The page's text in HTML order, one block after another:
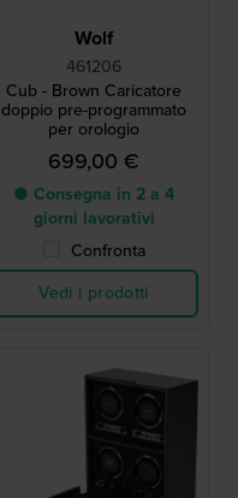
Wolf
461206
Cub - Brown Caricatore
doppio pre-programmato
per orologio
699,00 €
● Consegna in 2 a 4
giorni lavorativi
Confronta
Vedi i prodotti